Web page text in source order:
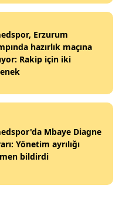
Erzurum
hazırlık maçına
Rakip için iki
Mbaye Diagne
Yönetim ayrılığı
bildirdi